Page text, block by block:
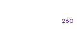
260